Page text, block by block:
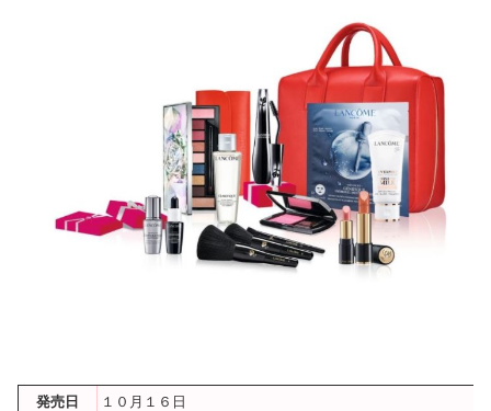
発売日
１０月１６日